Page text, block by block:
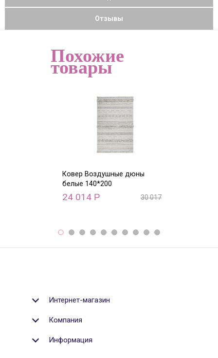
Отзывы
Похожие
товары
Ковер Воздушные дюны
белые 140*200
24 014 Р 30 017
Интернет-магазин
Компания
Информация